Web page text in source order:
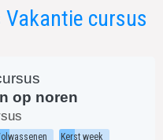
cursus
op noren
Kerst week